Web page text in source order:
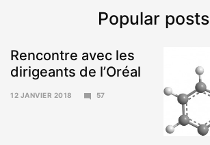
Popular posts
Rencontre avec les
dirigeants de l’Oréal
12 JANVIER 2018
57